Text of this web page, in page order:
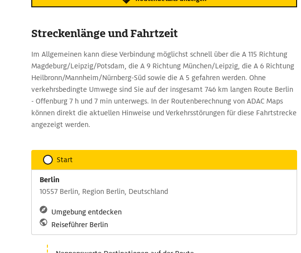
Streckenlänge und Fahrtzeit
Im Allgemeinen kann diese Verbindung möglichst schnell über die A 115 Richtung
Magdeburg/Leipzig/Potsdam, die A 9 Richtung München/Leipzig, die A 6 Richtung
Heilbronn/Mannheim/Nürnberg-Süd sowie die A 5 gefahren werden. Ohne
verkehrsbedingte Umwege sind Sie auf der insgesamt 746 km langen Route Berlin
- Offenburg 7 h und 7 min unterwegs. In der Routenberechnung von ADAC Maps
können direkt die aktuellen Hinweise und Verkehrsstörungen für diese Fahrtstrecke
angezeigt werden.
Start
Berlin
10557 Berlin, Region Berlin, Deutschland
Umgebung entdecken
Reiseführer Berlin